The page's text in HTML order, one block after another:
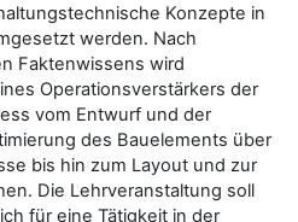
Konzepte in
werden. Nach
Faktenwissens wird
Operationsverstärkers der
vom Entwurf und der
des Bauelements über
bis hin zum Layout und zur
Die Lehrveranstaltung soll
für eine Tätigkeit in der